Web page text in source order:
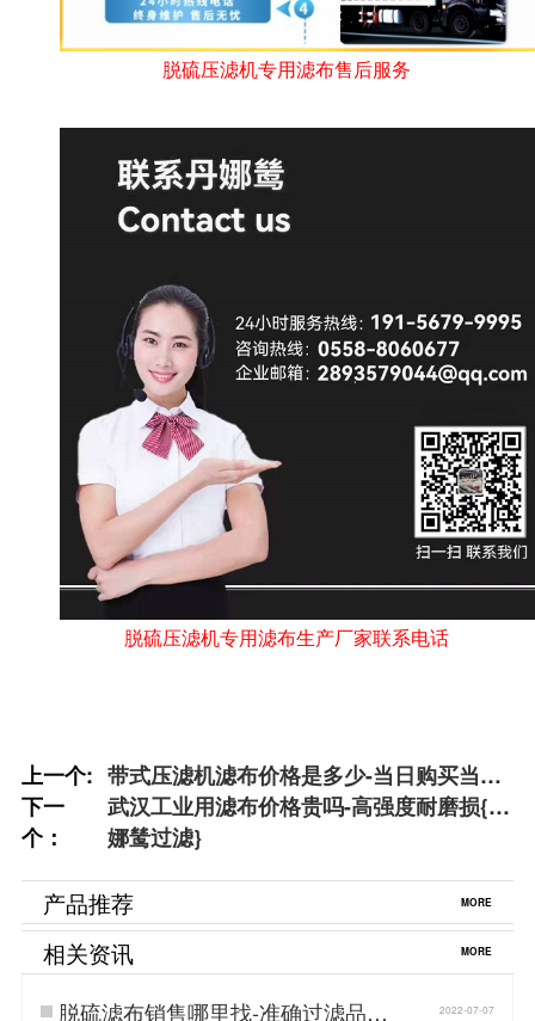
脱硫压滤机专用滤布售后服务
脱硫压滤机专用滤布生产厂家联系电话
上一个: 带式压滤机滤布价格是多少-当日购买当日
发货{丹娜鸶过滤}
下一
个：
武汉工业用滤布价格贵吗-高强度耐磨损{丹
娜鸶过滤}
产品推荐 MORE
相关资讯 MORE
脱硫滤布销售哪里找-准确过滤品质 2022-07-07